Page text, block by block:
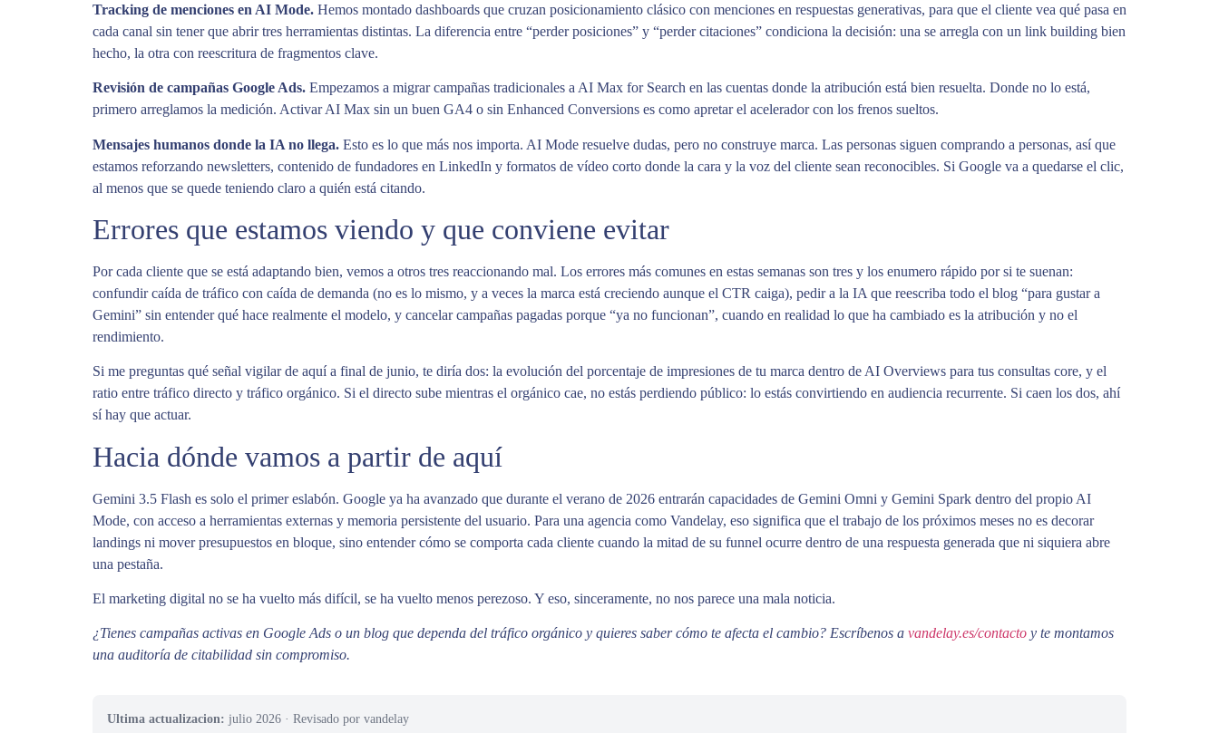
Tracking de menciones en AI Mode. Hemos montado dashboards que cruzan posicionamiento clásico con menciones en respuestas generativas, para que el cliente vea qué pasa en
cada canal sin tener que abrir tres herramientas distintas. La diferencia entre “perder posiciones” y “perder citaciones” condiciona la decisión: una se arregla con un link building bien
hecho, la otra con reescritura de fragmentos clave.
Revisión de campañas Google Ads. Empezamos a migrar campañas tradicionales a AI Max for Search en las cuentas donde la atribución está bien resuelta. Donde no lo está,
primero arreglamos la medición. Activar AI Max sin un buen GA4 o sin Enhanced Conversions es como apretar el acelerador con los frenos sueltos.
Mensajes humanos donde la IA no llega. Esto es lo que más nos importa. AI Mode resuelve dudas, pero no construye marca. Las personas siguen comprando a personas, así que
estamos reforzando newsletters, contenido de fundadores en LinkedIn y formatos de vídeo corto donde la cara y la voz del cliente sean reconocibles. Si Google va a quedarse el clic,
al menos que se quede teniendo claro a quién está citando.
Errores que estamos viendo y que conviene evitar
Por cada cliente que se está adaptando bien, vemos a otros tres reaccionando mal. Los errores más comunes en estas semanas son tres y los enumero rápido por si te suenan:
confundir caída de tráfico con caída de demanda (no es lo mismo, y a veces la marca está creciendo aunque el CTR caiga), pedir a la IA que reescriba todo el blog “para gustar a
Gemini” sin entender qué hace realmente el modelo, y cancelar campañas pagadas porque “ya no funcionan”, cuando en realidad lo que ha cambiado es la atribución y no el
rendimiento.
Si me preguntas qué señal vigilar de aquí a final de junio, te diría dos: la evolución del porcentaje de impresiones de tu marca dentro de AI Overviews para tus consultas core, y el
ratio entre tráfico directo y tráfico orgánico. Si el directo sube mientras el orgánico cae, no estás perdiendo público: lo estás convirtiendo en audiencia recurrente. Si caen los dos, ahí
sí hay que actuar.
Hacia dónde vamos a partir de aquí
Gemini 3.5 Flash es solo el primer eslabón. Google ya ha avanzado que durante el verano de 2026 entrarán capacidades de Gemini Omni y Gemini Spark dentro del propio AI
Mode, con acceso a herramientas externas y memoria persistente del usuario. Para una agencia como Vandelay, eso significa que el trabajo de los próximos meses no es decorar
landings ni mover presupuestos en bloque, sino entender cómo se comporta cada cliente cuando la mitad de su funnel ocurre dentro de una respuesta generada que ni siquiera abre
una pestaña.
El marketing digital no se ha vuelto más difícil, se ha vuelto menos perezoso. Y eso, sinceramente, no nos parece una mala noticia.
¿Tienes campañas activas en Google Ads o un blog que dependa del tráfico orgánico y quieres saber cómo te afecta el cambio? Escríbenos a vandelay.es/contacto y te montamos
una auditoría de citabilidad sin compromiso.
Ultima actualizacion: julio 2026 · Revisado por vandelay